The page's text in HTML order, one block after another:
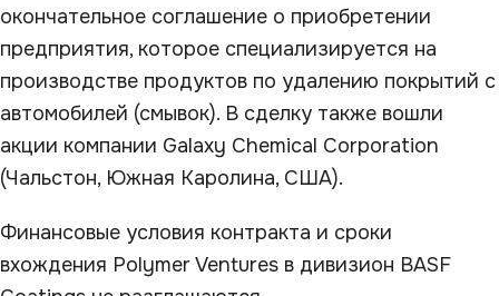
окончательное соглашение о приобретении
предприятия, которое специализируется на
производстве продуктов по удалению покрытий с
автомобилей (смывок). В сделку также вошли
акции компании Galaxy Chemical Corporation
(Чальстон, Южная Каролина, США).
Финансовые условия контракта и сроки
вхождения Polymer Ventures в дивизион BASF